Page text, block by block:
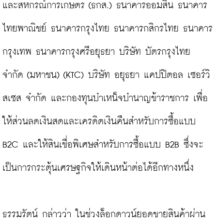
และสหกรณ์การเกษตร (ธกส.) ธนาคารออมสิน ธนาคาร
ไทยพาณิชย์ ธนาคารกรุงไทย ธนาคารกสิกรไทย ธนาคาร
กรุงเทพ ธนาคารกรุงศรีอยุธยา บริษัท บัตรกรุงไทย
จำกัด (มหาชน) (KTC) บริษัท อยุธยา แคปปิตอล เซอร์วิ
สเซส จำกัด และกองทุนบำเหน็จบำนาญข้าราชการ เพื่อ
ให้ส่วนลดเงินสดและเครดิตเงินคืนสำหรับการซื้อแบบ
B2C และให้สินเชื่อพิเศษสำหรับการซื้อแบบ B2B ซึ่งจะ
เป็นการกระตุ้นเศรษฐกิจให้เดินหน้าต่อได้อีกทางหนึ่ง
ธรรมรัตน์ กล่าวว่า ในช่วงล็อกดาวน์ยอดขายสินค้าผ่าน